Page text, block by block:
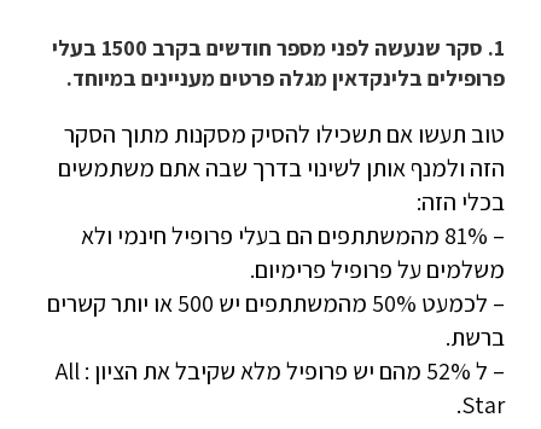
1. סקר שנעשה לפני מספר חודשים בקרב 1500 בעלי
פרופילים בלינקדאין מגלה פרטים מעניינים במיוחד.
טוב תעשו אם תשכילו להסיק מסקנות מתוך הסקר
הזה ולמנף אותן לשינוי בדרך שבה אתם משתמשים
בכלי הזה:
– 81% מהמשתתפים הם בעלי פרופיל חינמי ולא
משלמים על פרופיל פרימיום.
– לכמעט 50% מהמשתתפים יש 500 או יותר קשרים
ברשת.
– ל 52% מהם יש פרופיל מלא שקיבל את הציון : All
Star.